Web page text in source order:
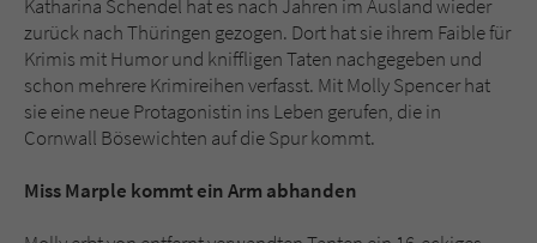
Katharina Schendel hat es nach Jahren im Ausland wieder
zurück nach Thüringen gezogen. Dort hat sie ihrem Faible für
Krimis mit Humor und kniffligen Taten nachgegeben und
schon mehrere Krimireihen verfasst. Mit Molly Spencer hat
sie eine neue Protagonistin ins Leben gerufen, die in
Cornwall Bösewichten auf die Spur kommt.
Miss Marple kommt ein Arm abhanden
Sicherheitscode des Kontaktformulars zu
überprüfen.